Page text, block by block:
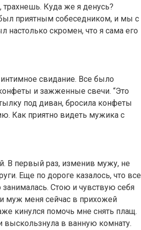
трахнешь. Куда же я денусь?
приятным собеседником, и мы с
настолько скромен, что я сама его
свидание. Все было
и зажженные свечи. “Это
под диван, бросила конфеты
Как приятно видеть мужика с
В первый раз, изменив мужу, не
Еще по дороге казалось, что все
Стою и чувствую себя
муж меня сейчас в прихожей
кинулся помочь мне снять плащ.
выскользнула в ванную комнату.